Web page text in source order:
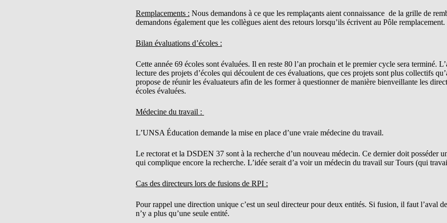
Remplacements : Nous demandons à ce que les remplaçants aient connaissance de la grille de
demandons également que les collègues aient des retours lorsqu’ils écrivent au Pôle remplacement.
Bilan évaluations d’écoles :
Cette année 69 écoles sont évaluées. Il en reste 80 l’an prochain et le premier cycle sera terminé.
lecture des projets d’écoles qui découlent de ces évaluations, que ces projets sont plus collectifs
propose de réunir les évaluateurs afin de les former à questionner de manière bienveillante les
écoles évaluées.
Médecine du travail :
L’UNSA Éducation demande la mise en place d’une vraie médecine du travail.
Le rectorat et la DSDEN 37 sont à la recherche d’un nouveau médecin. Ce dernier doit posséder
qui complique encore la recherche. L’idée serait d’a voir un médecin du travail sur Tours (qui
Cas des directeurs lors de fusions de RPI :
Pour rappel une direction unique c’est un seul directeur pour deux entités. Si fusion, il faut l’aval
n’y a plus qu’une seule entité.